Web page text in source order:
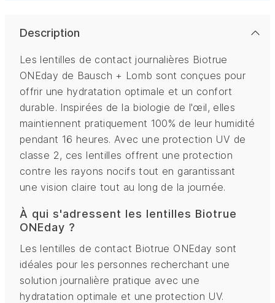
Description
Les lentilles de contact journalières Biotrue
ONEday de Bausch + Lomb sont conçues pour
offrir une hydratation optimale et un confort
durable. Inspirées de la biologie de l'œil, elles
maintiennent pratiquement 100% de leur humidité
pendant 16 heures. Avec une protection UV de
classe 2, ces lentilles offrent une protection
contre les rayons nocifs tout en garantissant
une vision claire tout au long de la journée.
À qui s'adressent les lentilles Biotrue
ONEday ?
Les lentilles de contact Biotrue ONEday sont
idéales pour les personnes recherchant une
solution journalière pratique avec une
hydratation optimale et une protection UV.